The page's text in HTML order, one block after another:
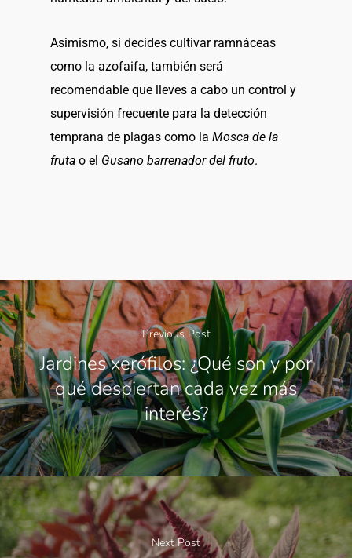
Asimismo, si decides cultivar ramnáceas
como la azofaifa, también será
recomendable que lleves a cabo un control y
supervisión frecuente para la detección
temprana de plagas como la Mosca de la
fruta o el Gusano barrenador del fruto.
Previous Post
Jardines xerófilos: ¿Qué son y por
qué despiertan cada vez más
interés?
Next Post